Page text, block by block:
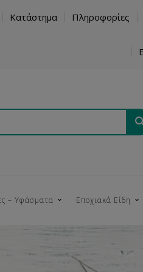
Κατάστημα Πληροφορίες
– Υφάσματα Εποχιακά Είδη